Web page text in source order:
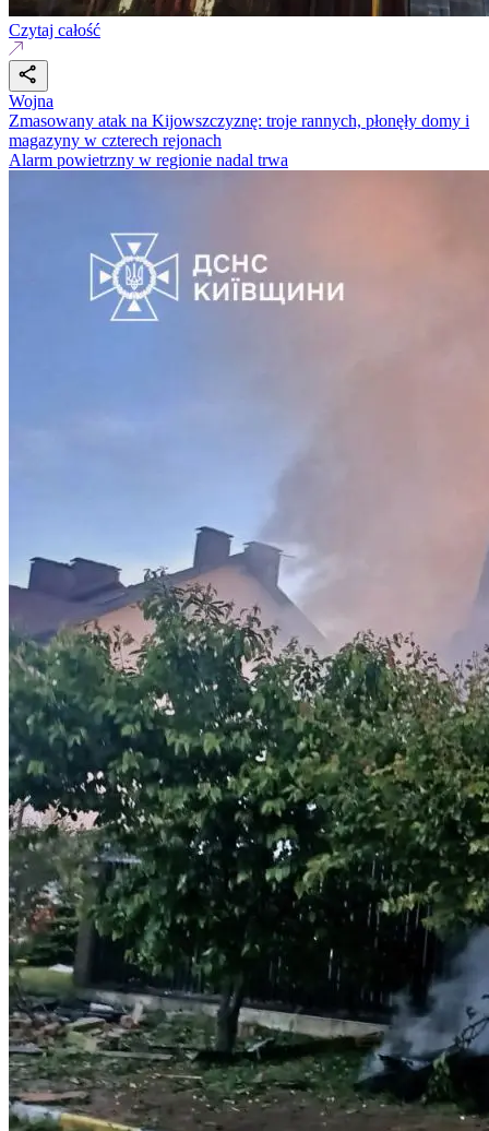
Czytaj całość
Wojna
Zmasowany atak na Kijowszczyznę: troje rannych, płonęły domy i
magazyny w czterech rejonach
Alarm powietrzny w regionie nadal trwa